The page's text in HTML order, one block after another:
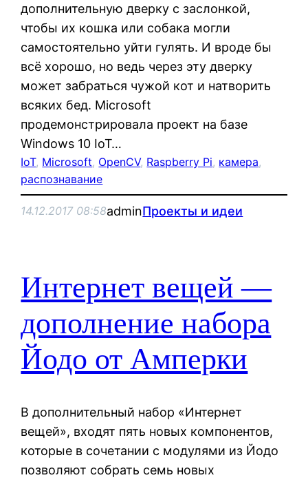
дополнительную дверку с заслонкой,
чтобы их кошка или собака могли
самостоятельно уйти гулять. И вроде бы
всё хорошо, но ведь через эту дверку
может забраться чужой кот и натворить
всяких бед. Microsoft
продемонстрировала проект на базе
Windows 10 IoT…
IoT, Microsoft, OpenCV, Raspberry Pi, камера
распознавание
14.12.2017 08:58adminПроекты и идеи
Интернет вещей —
дополнение набора
Йодо от Амперки
В дополнительный набор «Интернет
вещей», входят пять новых компонентов,
которые в сочетании с модулями из Йодо
позволяют собрать семь новых